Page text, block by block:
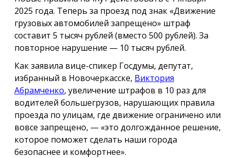
2025 года. Теперь за проезд под знак «Движение
грузовых автомобилей запрещено» штраф
составит 5 тысяч рублей (вместо 500 рублей). За
повторное нарушение — 10 тысяч рублей.
Как заявила вице-спикер Госдумы, депутат,
избранный в Новочеркасске, Виктория
Абрамченко, увеличение штрафов в 10 раз для
водителей большегрузов, нарушающих правила
проезда по улицам, где движение ограничено или
вовсе запрещено, — «это долгожданное решение,
которое поможет сделать наши города
безопаснее и комфортнее».